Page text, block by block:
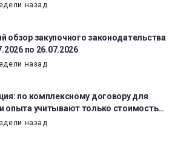
назад
обзор закупочного законодательства
по 26.07.2026
назад
по комплексному договору для
опыта учитывают только стоимость…
назад